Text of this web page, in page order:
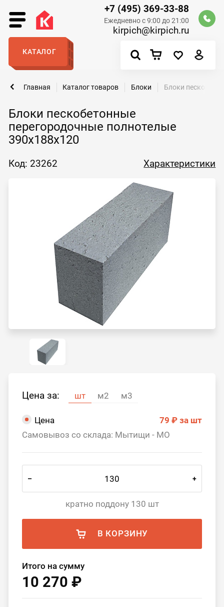
+7 (495) 369-33-88
Ежедневно с 9:00 до 21:00
kirpich@kirpich.ru
КАТАЛОГ
Блоки пескобетонные
перегородочные полнотелые
390x188x120
Главная Каталог товаров Блоки Блоки
Код: 23262 Характеристики
Цена за: шт м2 м3
Цена 79 ₽ за шт
Самовывоз со склада: Мытищи - МО
– +
кратно поддону 130 шт
В КОРЗИНУ
Итого на сумму
10 270 ₽